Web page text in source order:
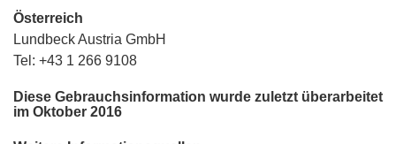
Österreich
Lundbeck Austria GmbH
Tel: +43 1 266 9108
Diese Gebrauchsinformation wurde zuletzt überarbeitet
im Oktober 2016